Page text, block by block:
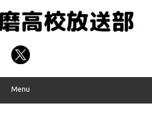
Menu